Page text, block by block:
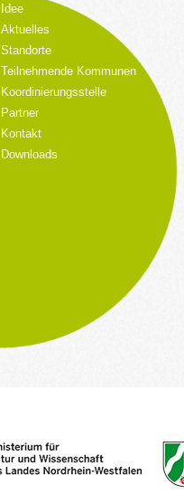
Idee
Aktuelles
Standorte
Teilnehmende Kommunen
Koordinierungsstelle
Partner
Kontakt
Downloads